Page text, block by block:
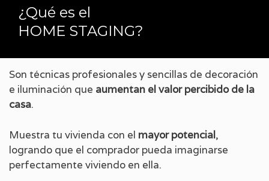
¿Qué es el
HOME STAGING?
Son técnicas profesionales y sencillas de decoración
e iluminación que aumentan el valor percibido de la
casa.
Muestra tu vivienda con el mayor potencial,
logrando que el comprador pueda imaginarse
perfectamente viviendo en ella.